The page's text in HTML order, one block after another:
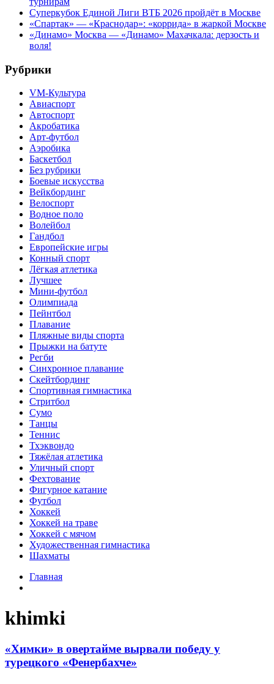
Суперкубок Единой Лиги ВТБ 2026 пройдёт в Москве
«Спартак» — «Краснодар»: «коррида» в жаркой Москве
«Динамо» Москва — «Динамо» Махачкала: дерзость и
воля!
Рубрики
VM-Культура
Авиаспорт
Автоспорт
Акробатика
Арт-футбол
Аэробика
Баскетбол
Без рубрики
Боевые искусства
Вейкбординг
Велоспорт
Водное поло
Волейбол
Гандбол
Европейские игры
Конный спорт
Лёгкая атлетика
Лучшее
Мини-футбол
Олимпиада
Пейнтбол
Плавание
Пляжные виды спорта
Прыжки на батуте
Регби
Синхронное плавание
Скейтбординг
Спортивная гимнастика
Стритбол
Сумо
Танцы
Теннис
Тхэквондо
Тяжёлая атлетика
Уличный спорт
Фехтование
Фигурное катание
Футбол
Хоккей
Хоккей на траве
Хоккей с мячом
Художественная гимнастика
Шахматы
Главная
khimki
«Химки» в овертайме вырвали победу у
турецкого «Фенербахче»